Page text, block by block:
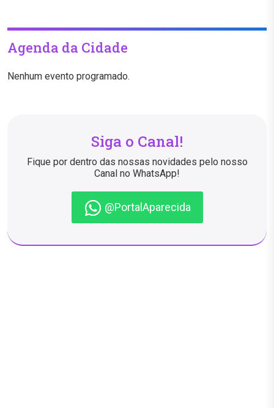
Agenda da Cidade
Nenhum evento programado.
Siga o Canal!
Fique por dentro das nossas novidades pelo nosso
Canal no WhatsApp!
@PortalAparecida